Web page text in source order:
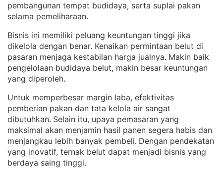
pembangunan tempat budidaya, serta suplai pakan
selama pemeliharaan.
Bisnis ini memiliki peluang keuntungan tinggi jika
dikelola dengan benar. Kenaikan permintaan belut di
pasaran menjaga kestabilan harga jualnya. Makin baik
pengelolaan budidaya belut, makin besar keuntungan
yang diperoleh.
Untuk memperbesar margin laba, efektivitas
pemberian pakan dan tata kelola air sangat
dibutuhkan. Selain itu, upaya pemasaran yang
maksimal akan menjamin hasil panen segera habis dan
menjangkau lebih banyak pembeli. Dengan pendekatan
yang inovatif, ternak belut dapat menjadi bisnis yang
berdaya saing tinggi.